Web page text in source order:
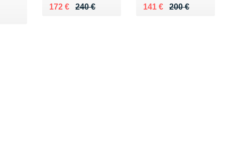
240 €
Au lieu de 240 €
172 €
Vendu 172 € 200 €
Au lieu de 200 €
141 €
Vendu 141 €